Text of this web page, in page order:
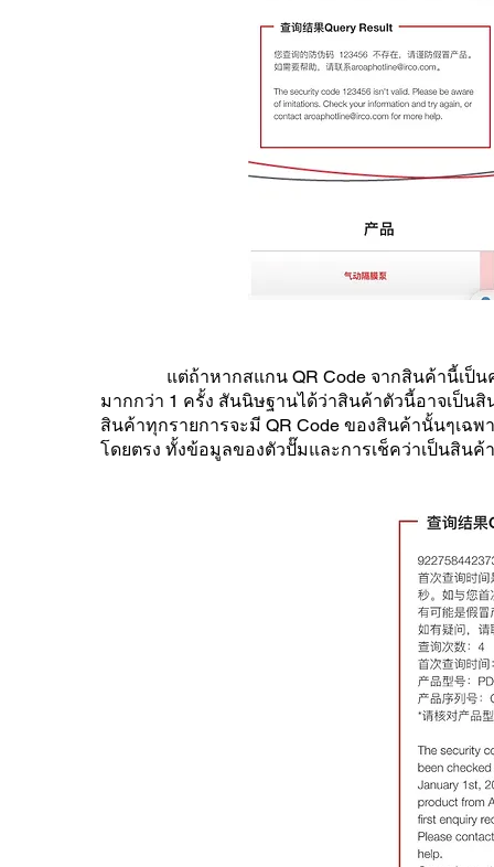
แต่ถ้าหากสแกน QR Code จากสินค้านี้เป็นครั้
มากกว่า 1 ครั้ง สันนิษฐานได้ว่าสินค้าตัวนี้อาจเป็น
สินค้าทุกรายการจะมี QR Code ของสินค้านั้นๆเฉ
โดยตรง ทั้งข้อมูลของตัวปั๊มและการเช็คว่าเป็นสินค้